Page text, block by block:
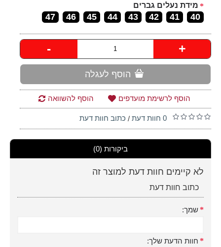
מידת נעלים גברים
40
41
42
43
44
45
46
47
- +
הוסף לעגלה
הוסף לרשימת מועדפים הוסף להשוואה
0 חוות דעת / כתוב חוות דעת
ביקורות (0)
לא קיימים חוות דעת למוצר זה
כתוב חוות דעת
שמך:
חוות הדעת שלך: